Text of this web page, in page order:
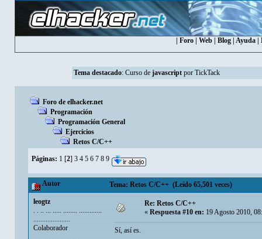
Foro Web Blog Ayuda
Tema destacado: Curso de javascriptpor TickTack
Foro de elhacker.net
Programación
Programación General
Ejercicios
Retos C/C++
Páginas: 1 [2] 3 4 5 6 7 8 9
Autor Tema: Retos C/C++ (Leído 65,501 veces)
leogtz
. . .. ... ..... ........ .............
.....................
Colaborador
Re: Retos C/C++
«Respuesta #10 en:19 Agosto 2010,
Sí, así es.